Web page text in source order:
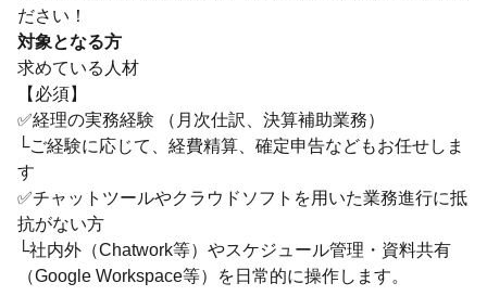
ださい！
対象となる方
求めている人材
【必須】
✅️経理の実務経験 （月次仕訳、決算補助業務）
└ご経験に応じて、経費精算、確定申告などもお任せしま
す
✅️チャットツールやクラウドソフトを用いた業務進行に抵
抗がない方
└社内外（Chatwork等）やスケジュール管理・資料共有
（Google Workspace等）を日常的に操作します。